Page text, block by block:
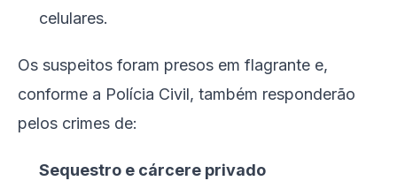
celulares.
Os suspeitos foram presos em flagrante e,
conforme a Polícia Civil, também responderão
pelos crimes de:
Sequestro e cárcere privado